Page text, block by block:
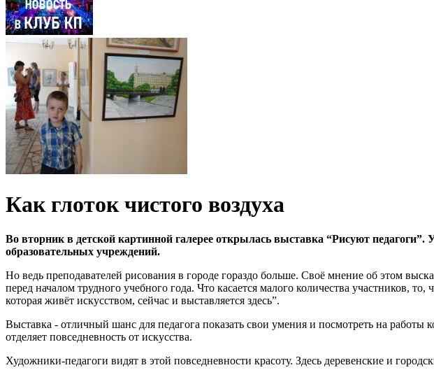
Как глоток чистого воздуха
Во вторник в детской картинной галерее открылась выставка “Рисуют педагоги”.
образовательных учреждений.
Но ведь преподавателей рисования в городе гораздо больше. Своё мнение об этом
перед началом трудного учебного года. Что касается малого количества участников,
которая живёт искусством, сейчас и выставляется здесь”.
Выставка - отличный шанс для педагога показать свои умения и посмотреть на
отделяет повседневность от искусства.
Художники-педагоги видят в этой повседневности красоту. Здесь деревенские и